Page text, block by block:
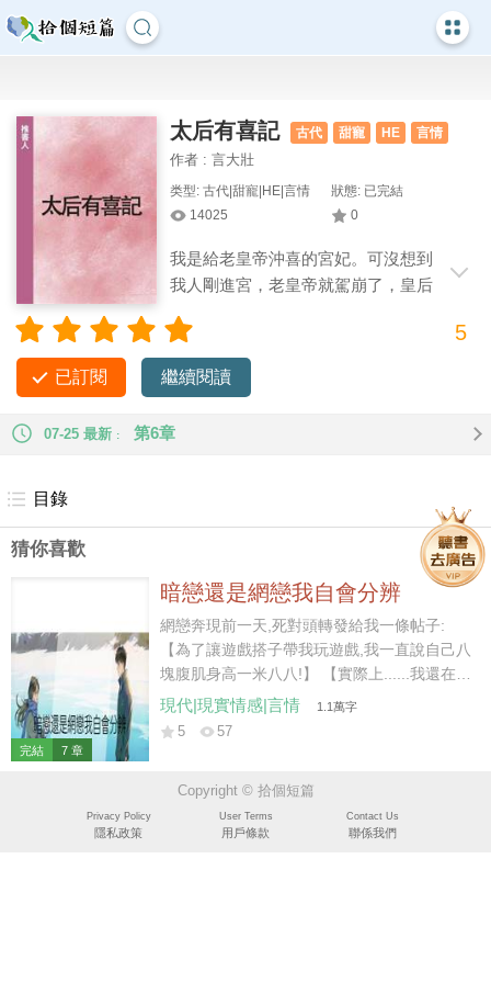
太后有喜記 古代 甜寵 HE
言情
作者 : 言大壯
类型: 古代|甜寵|HE|言情
狀態: 已完結
14025
0
我是給老皇帝沖喜的宮妃。可沒想到
我人剛進宮，老皇帝就駕崩了，皇后
十六歲跨過爭風吃醋，互擊小腹，直接無痛當了太后。 新帝江
承桉瞧著剛到他🐻口的我，忍不住問我這沖的什麼喜？ 我弱弱
開口：「大概沖的是陛下的喜吧。」
5
已訂閱 繼續閱讀
07-25 最新 第6章
目錄
猜你喜歡
完結 7 章
暗戀還是網戀我自會分辨
網戀奔現前一天,死對頭轉發給我一條帖子:
【為了讓遊戲搭子帶我玩遊戲,我一直說自己八
塊腹肌身高一米八八!】 【實際上......我還在戴
小天電話手錶,八塊腹肌一八八的另有其人!】
【馬上就要奔現了,我是不是死定了?】 死對頭
了一半,但丟不起這個人,于是匿名給帖主回帖:
【你口中一米八八的是誰?跪下來求他替你去
現代|現實情感|言情 1.1萬字
5 57
Copyright © 拾個短篇
Privacy Policy
隱私政策
User Terms
用戶條款
Contact Us
聯係我們